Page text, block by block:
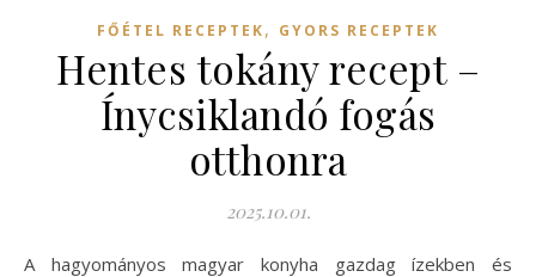
FŐÉTEL RECEPTEK, GYORS RECEPTEK
Hentes tokány recept –
Ínycsiklandó fogás
otthonra
2025.10.01.
A hagyományos magyar konyha gazdag ízekben és